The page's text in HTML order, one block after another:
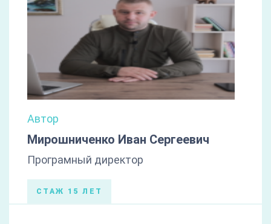
Автор
Мирошниченко Иван Сергеевич
Програмный директор
СТАЖ 15 ЛЕТ